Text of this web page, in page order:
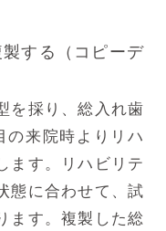
する（コピーデ
を採り、総入れ歯
の来院時よりリハ
ます。リハビリテ
態に合わせて、試
ます。複製した総